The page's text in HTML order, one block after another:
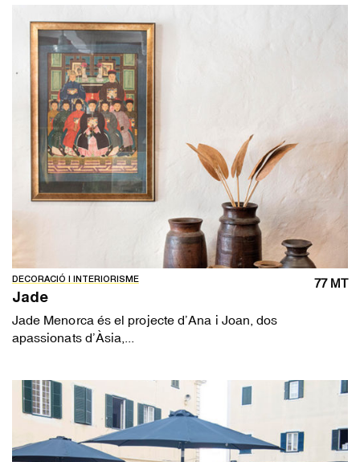
DECORACIÓ I INTERIORISME 77 MT
Jade
Jade Menorca és el projecte d’Ana i Joan, dos
apassionats d’Àsia,...